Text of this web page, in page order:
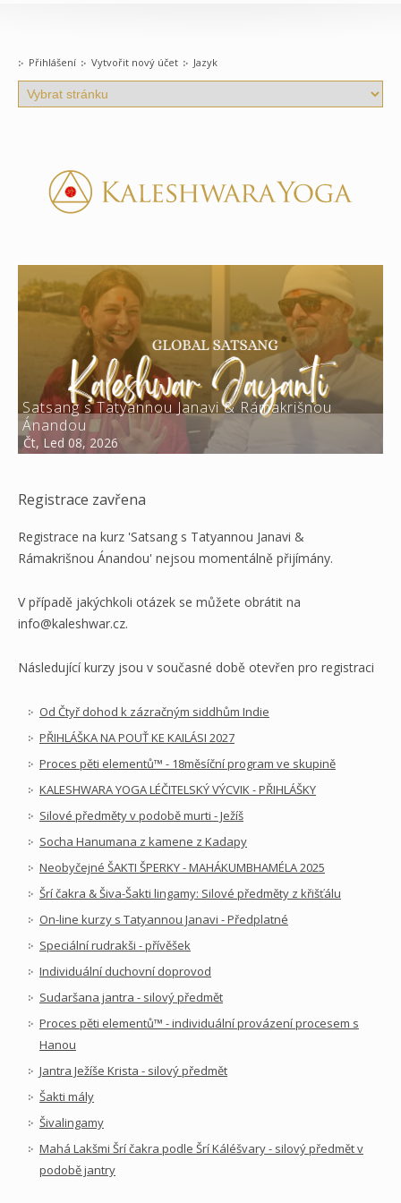
Přihlášení Vytvořit nový účet Jazyk
Satsang s Tatyannou Janavi & Rámakrišnou
Ánandou
Čt, Led 08, 2026
Registrace zavřena
Registrace na kurz 'Satsang s Tatyannou Janavi &
Rámakrišnou Ánandou' nejsou momentálně přijímány.
V případě jakýchkoli otázek se můžete obrátit na
info@kaleshwar.cz.
Následující kurzy jsou v současné době otevřen pro registraci
Od Čtyř dohod k zázračným siddhům Indie
PŘIHLÁŠKA NA POUŤ KE KAILÁSI 2027
Proces pěti elementů™ - 18měsíční program ve skupině
KALESHWARA YOGA LÉČITELSKÝ VÝCVIK - PŘIHLÁŠKY
Silové předměty v podobě murti - Ježíš
Socha Hanumana z kamene z Kadapy
Neobyčejné ŠAKTI ŠPERKY - MAHÁKUMBHAMÉLA 2025
Šrí čakra & Šiva-Šakti lingamy: Silové předměty z křišťálu
On-line kurzy s Tatyannou Janavi - Předplatné
Speciální rudrakši - přívěšek
Individuální duchovní doprovod
Sudaršana jantra - silový předmět
Proces pěti elementů™ - individuální provázení procesem s
Hanou
Jantra Ježíše Krista - silový předmět
Šakti mály
Šivalingamy
Mahá Lakšmi Šrí čakra podle Šrí Káléšvary - silový předmět v
podobě jantry